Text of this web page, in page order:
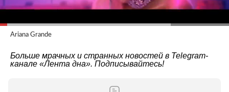
Ariana Grande
Больше мрачных и странных новостей в Telegram-
канале «Лента дна». Подписывайтесь!